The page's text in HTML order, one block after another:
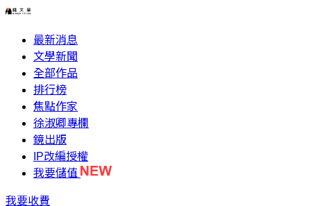
最新消息
文學新聞
全部作品
排行榜
焦點作家
徐淑卿專欄
鏡出版
IP改編授權
我要儲值
我要收費